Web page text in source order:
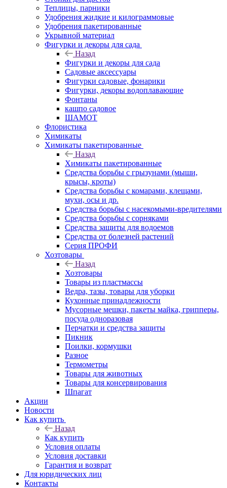
Теплицы, парники
Удобрения жидкие и килограммовые
Удобрения пакетированные
Укрывной материал
Фигурки и декоры для сада
Назад
Фигурки и декоры для сада
Садовые аксессуары
Фигурки садовые, фонарики
Фигурки, декоры водоплавающие
Фонтаны
кашпо садовое
ШАМОТ
Флористика
Химикаты
Химикаты пакетированные
Назад
Химикаты пакетированные
Средства борьбы с грызунами (мыши,
крысы, кроты)
Средства борьбы с комарами, клещами,
мухи, осы и др.
Средства борьбы с насекомыми-вредителями
Средства борьбы с сорняками
Средства защиты для водоемов
Средства от болезней растений
Серия ПРОФИ
Хозтовары
Назад
Хозтовары
Товары из пластмассы
Ведра, тазы, товары для уборки
Кухонные принадлежности
Мусорные мешки, пакеты майка, грипперы,
посуда одноразовая
Перчатки и средства защиты
Пикник
Поилки, кормушки
Разное
Термометры
Товары для животных
Товары для консервирования
Шпагат
Акции
Новости
Как купить
Назад
Как купить
Условия оплаты
Условия доставки
Гарантия и возврат
Для юридических лиц
Контакты